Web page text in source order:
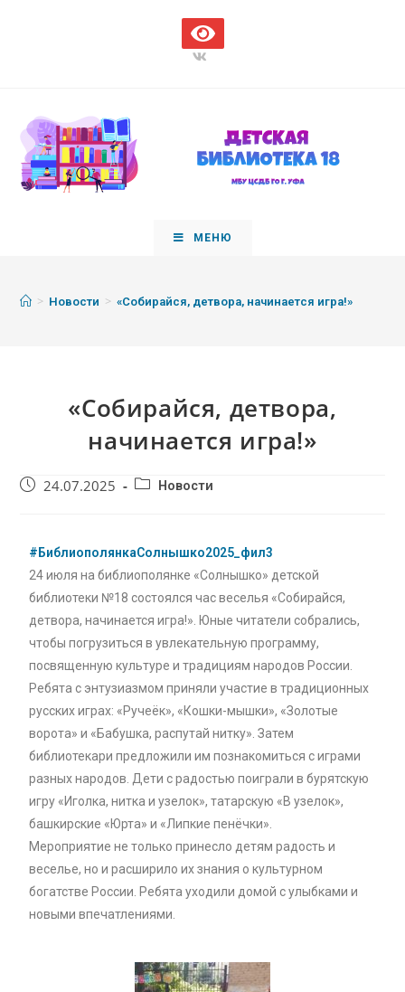
МЕНЮ
> Новости > «Собирайся, детвора, начинается игра!»
«Собирайся, детвора,
начинается игра!»
24.07.2025 Новости
#БиблиополянкаСолнышко2025_фил3
24 июля на библиополянке «Солнышко» детской
библиотеки №18 состоялся час веселья «Собирайся,
детвора, начинается игра!». Юные читатели собрались,
чтобы погрузиться в увлекательную программу,
посвященную культуре и традициям народов России.
Ребята с энтузиазмом приняли участие в традиционных
русских играх: «Ручеёк», «Кошки-мышки», «Золотые
ворота» и «Бабушка, распутай нитку». Затем
библиотекари предложили им познакомиться с играми
разных народов. Дети с радостью поиграли в бурятскую
игру «Иголка, нитка и узелок», татарскую «В узелок»,
башкирские «Юрта» и «Липкие пенёчки».
Мероприятие не только принесло детям радость и
веселье, но и расширило их знания о культурном
богатстве России. Ребята уходили домой с улыбками и
новыми впечатлениями.